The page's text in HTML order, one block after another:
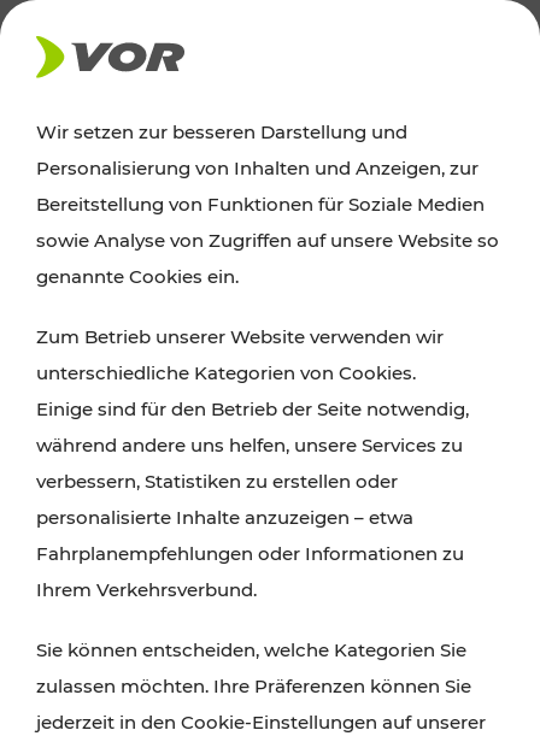
AKTUELLES
Ausflugstipps
Wien, Niederösterreich und das Burgenland
Wanderungen, Kultur und Gastronomie,
Radtouren oder purer Naturgenuss – viele
Attraktionen sind mit den Ticket- und Fahrplan-
Angeboten des VOR gut und schnell erreichbar.
Wir setzen zur besseren Darstellung und
Personalisierung von Inhalten und Anzeigen, zur
Bereitstellung von Funktionen für Soziale Medien
sowie Analyse von Zugriffen auf unsere Website so
genannte Cookies ein.
Zum Betrieb unserer Website verwenden wir
unterschiedliche Kategorien von Cookies.
Einige sind für den Betrieb der Seite notwendig,
während andere uns helfen, unsere Services zu
verbessern, Statistiken zu erstellen oder
personalisierte Inhalte anzuzeigen – etwa
Fahrplanempfehlungen oder Informationen zu
Ihrem Verkehrsverbund.
Sie können entscheiden, welche Kategorien Sie
zulassen möchten. Ihre Präferenzen können Sie
jederzeit in den Cookie-Einstellungen auf unserer